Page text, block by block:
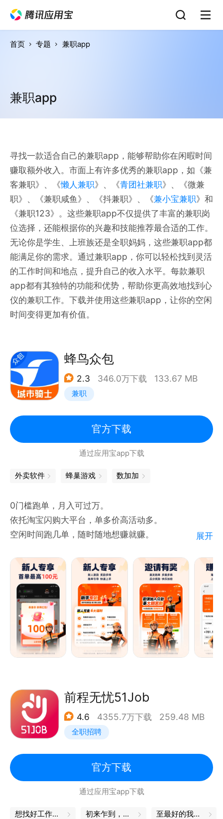
首页 专题 兼职app
兼职app
寻找一款适合自己的兼职app，能够帮助你在闲暇时间
赚取额外收入。市面上有许多优秀的兼职app，如《兼
客兼职》、《懒人兼职》、《青团社兼职》、《微兼
职》、《兼职咸鱼》、《抖兼职》、《兼小宝兼职》和
《兼职123》。这些兼职app不仅提供了丰富的兼职岗
位选择，还能根据你的兴趣和技能推荐最合适的工作。
无论你是学生、上班族还是全职妈妈，这些兼职app都
能满足你的需求。通过兼职app，你可以轻松找到灵活
的工作时间和地点，提升自己的收入水平。每款兼职
app都有其独特的功能和优势，帮助你更高效地找到心
仪的兼职工作。下载并使用这些兼职app，让你的空闲
时间变得更加有价值。
蜂鸟众包
2.3 346.0万下载 133.67 MB
兼职
官方下载
通过应用宝app下载
外卖软件 蜂巢游戏 数加加
0门槛跑单，月入可过万。
依托淘宝闪购大平台，单多价高活动多。
空闲时间跑几单，随时随地想赚就赚。
【品牌介绍】
蜂鸟众包APP是一款专为兼职人群打造的专业外卖配送
赚钱工具。依托于淘宝闪购，大平台有保障，海量订单
收入丰厚，还有多重活动和福利惊喜不断！
【平台优势】
0门槛：新人免保证金不强制装备，不限学历和经验；
时间自由：不强制排班、无时长要求，时间自己定，想
上不封顶，快速提现；
新手友好：专属优质单，单多顺路距离近；跑单红包，
首单即有奖多跑多拿；
操作简单：界面简单易操作，智能派单系统+新手教
福利多多：新老骑士均有专属福利和权益，跑单越久福
利越多；
一部手机+一辆电动车，马上开启想赚就赚模式！
展开
前程无忧51Job
4.6 4355.7万下载 259.48 MB
全职招聘
官方下载
通过应用宝app下载
想找好工作？试试这款APP 初来乍到，一定不能错过的小技巧 至最好的我们，毕业快乐！